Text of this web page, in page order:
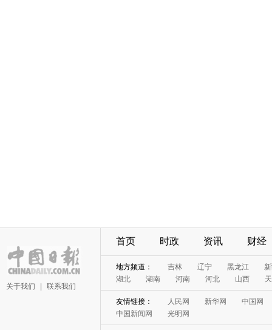
关于我们 联系我们
首页 时政 资讯 财经
地方频道： 吉林 辽宁 黑龙江
湖北
湖南 河南 河北 山西
友情链接： 人民网 新华网
中国网
中国新闻网
光明网